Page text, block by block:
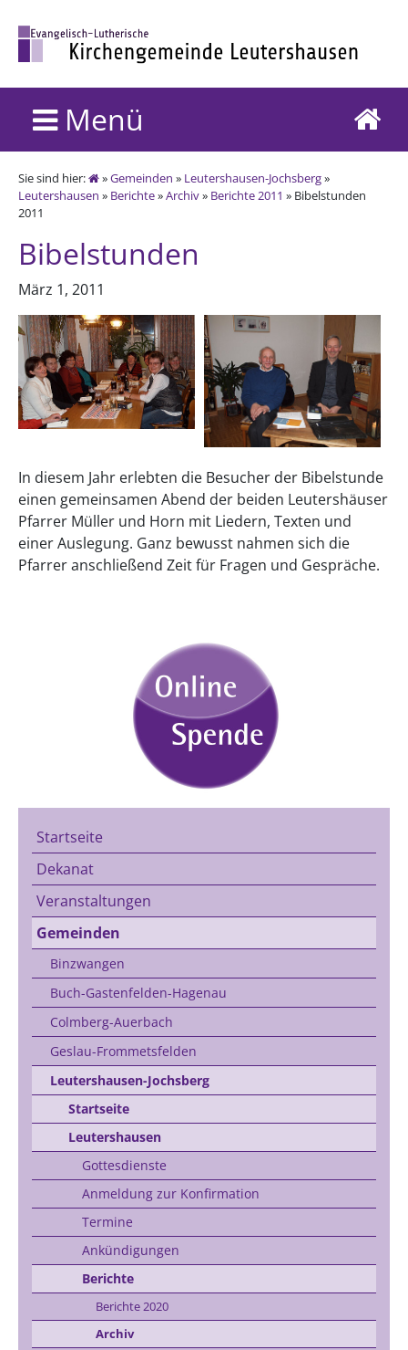
Menü
Sie sind hier: »Gemeinden » Leutershausen-Jochsberg»
Leutershausen » Berichte»Archiv» Berichte 2011 » Bibelstunden
2011
Bibelstunden
März 1, 2011
In diesem Jahr erlebten die Besucher der Bibelstunde
einen gemeinsamen Abend der beiden Leutershäuser
Pfarrer Müller und Horn mit Liedern, Texten und
einer Auslegung. Ganz bewusst nahmen sich die
Pfarrer anschließend Zeit für Fragen und Gespräche.
Startseite
Dekanat
Veranstaltungen
Gemeinden
Binzwangen
Buch-Gastenfelden-Hagenau
Colmberg-Auerbach
Geslau-Frommetsfelden
Leutershausen-Jochsberg
Startseite
Leutershausen
Gottesdienste
Anmeldung zur Konfirmation
Termine
Ankündigungen
Berichte
Berichte 2020
Archiv